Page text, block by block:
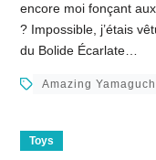
encore moi fonçant
? Impossible, j’étais
du Bolide Écarlate…
Amazing
Toys